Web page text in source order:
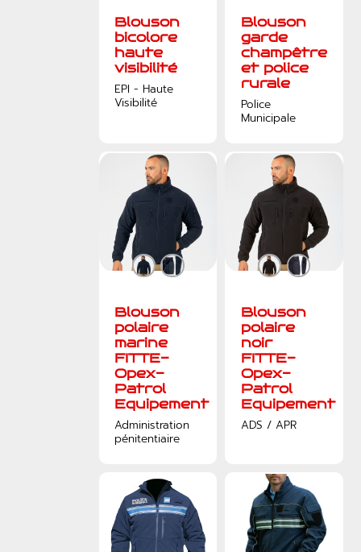
Blouson
bicolore
haute
visibilité
EPI - Haute
Visibilité
Blouson
garde
champêtre
et police
rurale
Police
Municipale
Blouson
polaire
marine
FITTE-
Opex-
Patrol
Equipement
Administration
pénitentiaire
Blouson
polaire
noir
FITTE-
Opex-
Patrol
Equipement
ADS / APR